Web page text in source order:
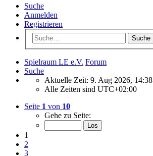
Suche
Anmelden
Registrieren
Suche
Spielraum LE e.V. Forum
Suche
Aktuelle Zeit: 9. Aug 2026, 14:38
Alle Zeiten sind UTC+02:00
Seite 1 von 10
Gehe zu Seite:
1
2
3